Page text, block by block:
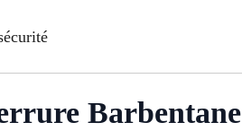
Barbentane